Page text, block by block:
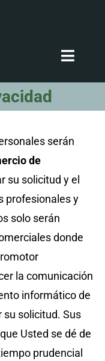
Toggle
serán
de
su solicitud y el
profesionales y
solo serán
donde
la comunicación
informático de
su solicitud. Sus
Usted se dé de
prudencial